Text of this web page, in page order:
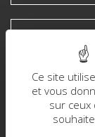
Ce site
et vous
sur ceux